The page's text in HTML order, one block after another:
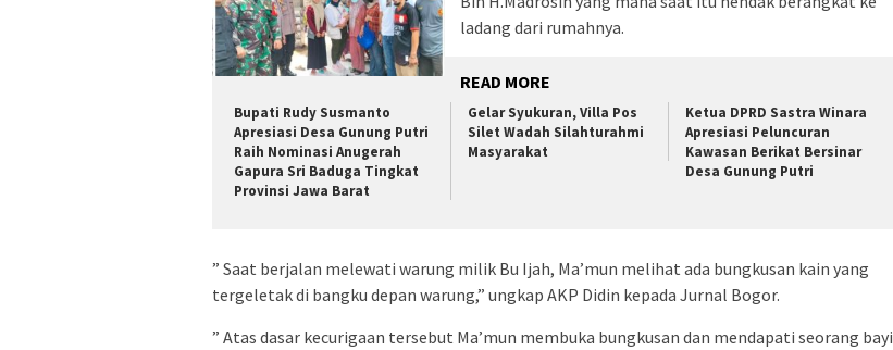
ladang dari rumahnya.
READ MORE
Bupati Rudy Susmanto
Apresiasi Desa Gunung Putri
Raih Nominasi Anugerah
Gapura Sri Baduga Tingkat
Provinsi Jawa Barat
Gelar Syukuran, Villa Pos
Silet Wadah Silahturahmi
Masyarakat
Ketua DPRD Sastra Winara
Apresiasi Peluncuran
Kawasan Berikat Bersinar
Desa Gunung Putri
” Saat berjalan melewati warung milik Bu Ijah, Ma’mun melihat ada bungkusan kain yang
tergeletak di bangku depan warung,” ungkap AKP Didin kepada Jurnal Bogor.
” Atas dasar kecurigaan tersebut Ma’mun membuka bungkusan dan mendapati seorang bayi